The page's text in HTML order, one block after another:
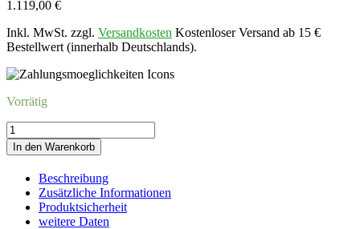
1.119,00 €
Inkl. MwSt. zzgl. Versandkosten Kostenloser Versand ab 15 €
Bestellwert (innerhalb Deutschlands).
Vorrätig
Kickertisch
Deutscher
Meister
YOUNGLINE,
Schwarz
Menge
In den Warenkorb
Beschreibung
Zusätzliche Informationen
Produktsicherheit
weitere Daten